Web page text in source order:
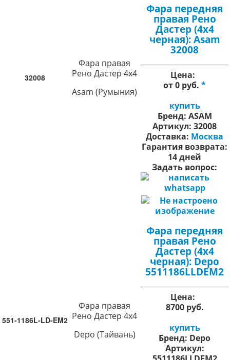
32008
Фара правая
Рено Дастер 4х4
Asam (Румыния)
Фара передняя
правая Рено
Дастер (4х4
черная): Asam
32008
Цена:
от 0 руб. *
купить
Бренд: ASAM
Артикул: 32008
Доставка: Москва
Гарантия возврата:
14 дней
Задать вопрос:
551-1186L-LD-EM2
Фара правая
Рено Дастер 4х4
Depo (Тайвань)
Фара передняя
правая Рено
Дастер (4х4
черная): Depo
5511186LLDEM2
Цена:
8700 руб.
купить
Бренд: Depo
Артикул: